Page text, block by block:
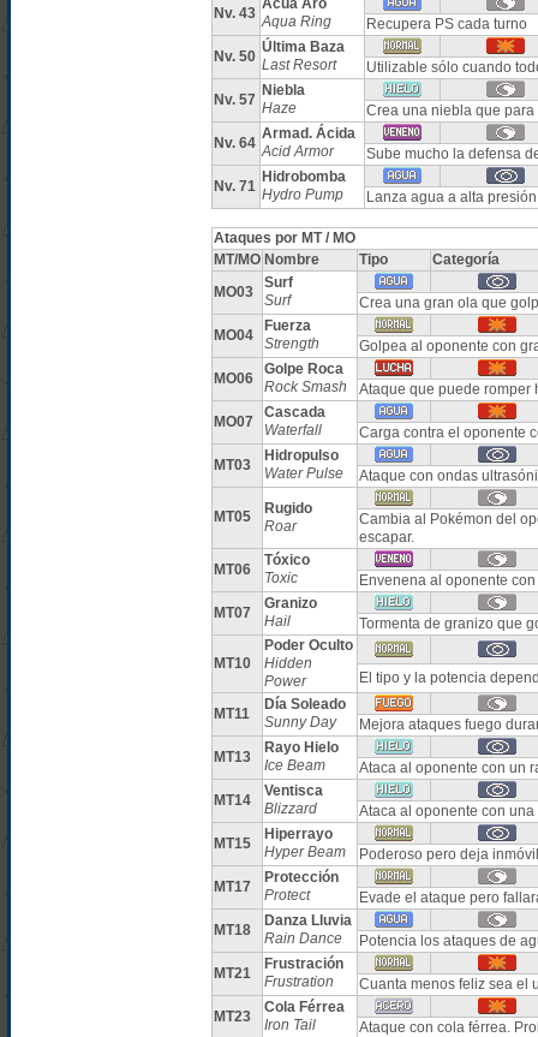
Nv. 43
Acua Aro
Aqua Ring
Recupera PS cada turno
Nv. 50
Última Baza
Last Resort
Utilizable sólo cuando
Nv. 57
Niebla
Haze
Crea una niebla que
Nv. 64
Armad. Ácida
Acid Armor
Sube mucho la defensa
Nv. 71
Hidrobomba
Hydro Pump
Lanza agua a alta
Ataques por MT / MO
MT/MO Nombre Tipo
Categoría
MO03
Surf
Surf
Crea una gran ola que
MO04
Fuerza
Strength
Golpea al oponente con
MO06
Golpe Roca
Rock Smash
Ataque que puede romper
MO07
Cascada
Waterfall
Carga contra el oponente
MT03
Hidropulso
Water Pulse
Ataque con ondas
MT05
Rugido
Roar
Cambia al Pokémon del
escapar.
MT06
Tóxico
Toxic
Envenena al oponente
MT07
Granizo
Hail
Tormenta de granizo que
MT10
Poder Oculto
Hidden
Power
El tipo y la potencia
MT11
Día Soleado
Sunny Day
Mejora ataques fuego
MT13
Rayo Hielo
Ice Beam
Ataca al oponente con un
MT14
Ventisca
Blizzard
Ataca al oponente con
MT15
Hiperrayo
Hyper Beam
Poderoso pero deja
MT17
Protección
Protect
Evade el ataque pero
MT18
Danza Lluvia
Rain Dance
Potencia los ataques de
MT21
Frustración
Frustration
Cuanta menos feliz sea el
MT23
Cola Férrea
Iron Tail
Ataque con cola férrea.